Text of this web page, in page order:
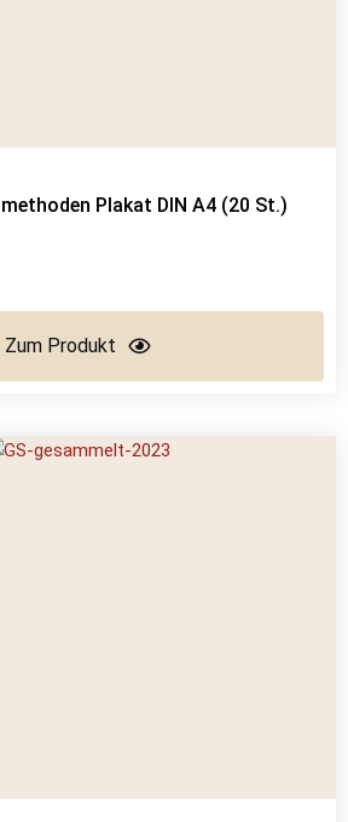
Plakat DIN A4 (20 St.)
Zum Produkt